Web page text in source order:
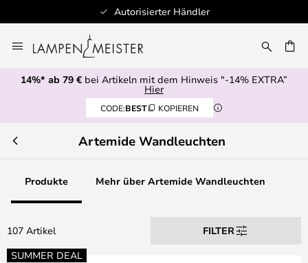
Schnelle Lieferung
Inhalt
springen
14%* ab 79 € bei Artikeln mit dem Hinweis "-14% EXTRA”
Hier
CODE:BEST KOPIEREN
Artemide Wandleuchten
Produkte Mehr über Artemide Wandleuchten
107 Artikel
FILTER
SUMMER DEAL